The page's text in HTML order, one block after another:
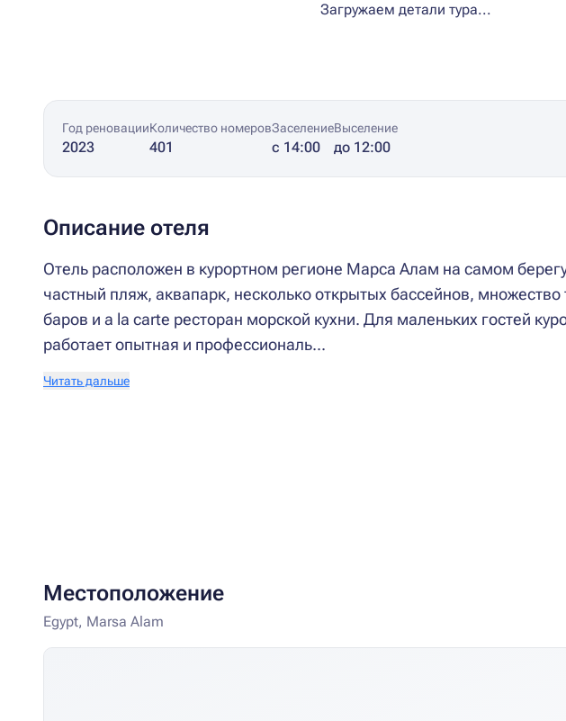
Загружаем детали тура...
Год реновации
2023
Количество номеров
401
Заселение
с 14:00
Выселение
до 12:00
Описание отеля
Отель расположен в курортном регионе Марса Алам на самом
частный пляж, аквапарк, несколько открытых бассейнов, множество
баров и a la carte ресторан морской кухни. Для маленьких гостей
работает опытная и профессиональ...
Читать дальше
Местоположение
Egypt, Marsa Alam